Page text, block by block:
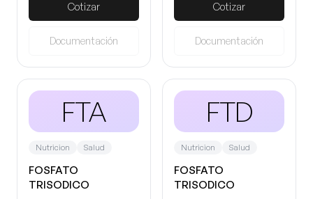
Cotizar
Documentación
Cotizar
Documentación
FTA
Nutricion Salud
FOSFATO
TRISODICO
FTD
Nutricion Salud
FOSFATO
TRISODICO